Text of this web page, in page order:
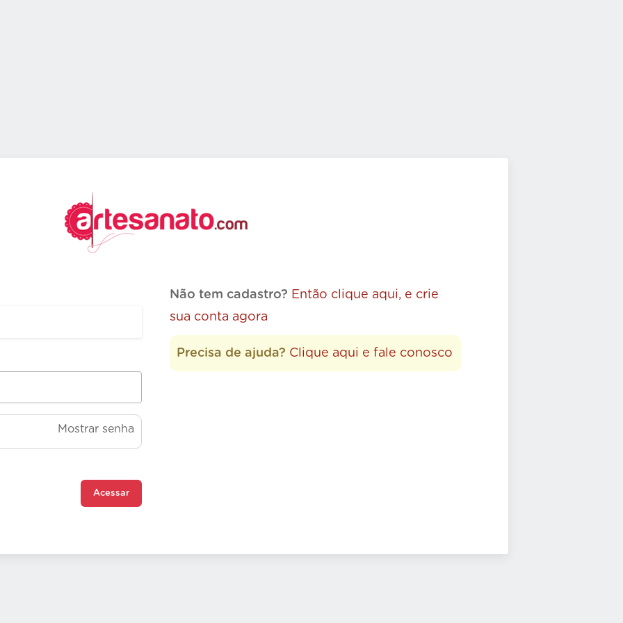
Mostrar senha
Acessar
Não tem cadastro? Então clique aqui, e crie
sua conta agora
Precisa de ajuda? Clique aqui e fale conosco